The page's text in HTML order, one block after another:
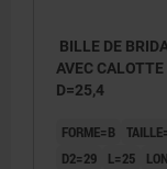
BILLE DE
AVEC
D=25,4
FORME=B
D2=29
L=25